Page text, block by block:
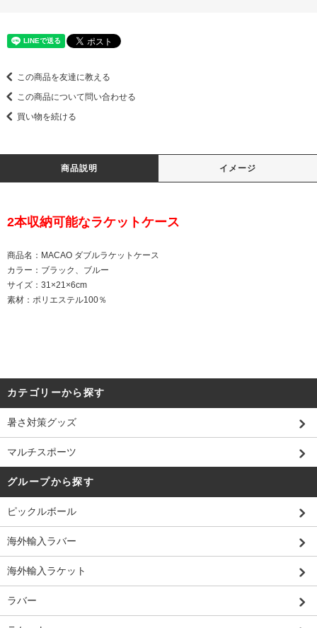
この商品を友達に教える
この商品について問い合わせる
買い物を続ける
商品説明 イメージ
2本収納可能なラケットケース
商品名：MACAO ダブルラケットケース
カラー：ブラック、ブルー
サイズ：31×21×6cm
素材：ポリエステル100％
カテゴリーから探す
暑さ対策グッズ
マルチスポーツ
グループから探す
ピックルボール
海外輸入ラバー
海外輸入ラケット
ラバー